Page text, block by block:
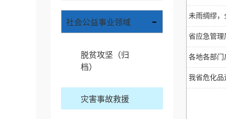
社会公益事业领域 -
脱贫攻坚（归
档）
灾害事故救援
未雨绸缪，
省应急管
各地各部
我省危化品